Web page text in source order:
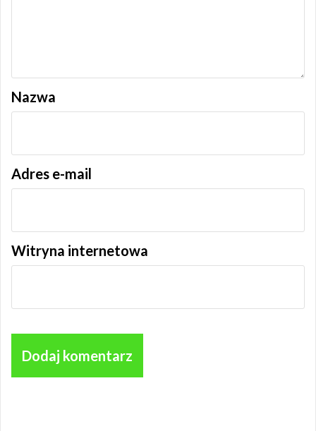
Nazwa
Adres e-mail
Witryna internetowa